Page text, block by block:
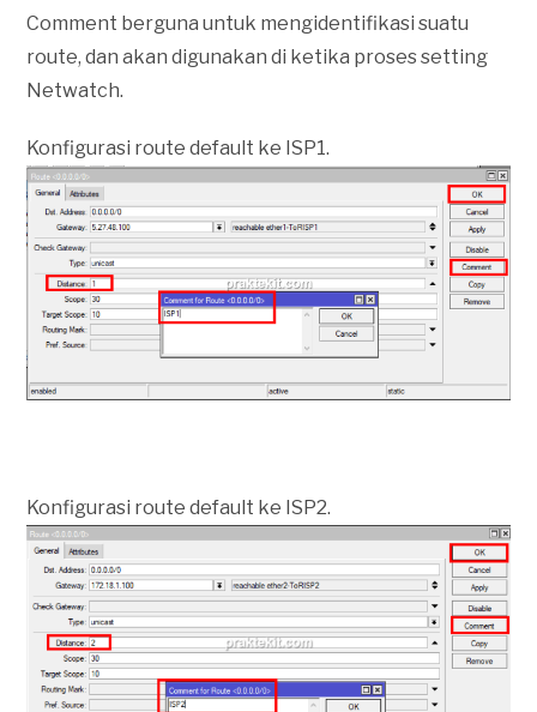
Comment berguna untuk mengidentifikasi suatu
route, dan akan digunakan di ketika proses setting
Netwatch.
Konfigurasi route default ke ISP1.
Konfigurasi route default ke ISP2.